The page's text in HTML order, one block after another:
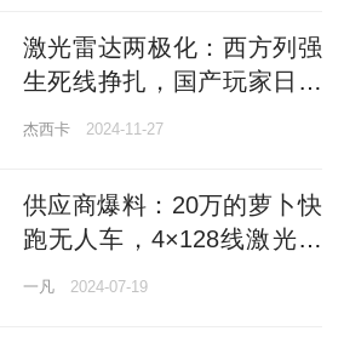
激光雷达两极化：西方列强
生死线挣扎，国产玩家日进
495万
杰西卡 2024-11-27
供应商爆料：20万的萝卜快
跑无人车，4×128线激光雷
达方案
一凡 2024-07-19